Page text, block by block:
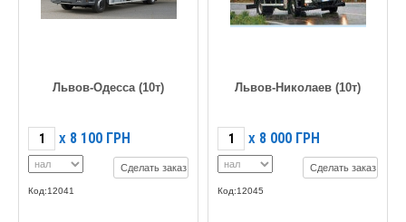
Львов-Одесса (10т)
X 8 100 ГРН
Сделать заказ
Код:12041
Львов-Николаев (10т)
X 8 000 ГРН
Сделать заказ
Код:12045